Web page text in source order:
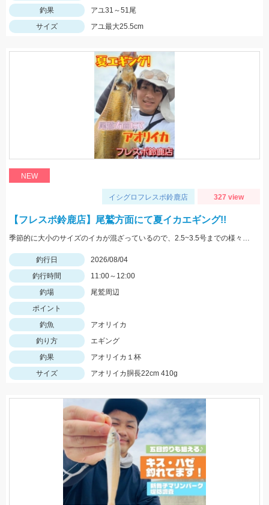
釣果
アユ31～51尾
サイズ
アユ最大25.5cm
NEW
イシグロフレスポ鈴鹿店 327 view
【フレスポ鈴鹿店】尾鷲方面にて夏イカエギング!!
季節的に大小のサイズのイカが混ざっているので、2.5~3.5号までの様々なサイズを持っていきましょう!!
釣行日
2026/08/04
釣行時間
11:00～12:00
釣場
尾鷲周辺
ポイント
釣魚
アオリイカ
釣り方
エギング
釣果
アオリイカ１杯
サイズ
アオリイカ胴長22cm 410g